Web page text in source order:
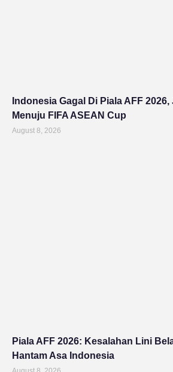
Indonesia Gagal Di Piala AFF
Menuju FIFA ASEAN Cup
August 8, 2026
Piala AFF 2026: Kesalahan Lini
Hantam Asa Indonesia